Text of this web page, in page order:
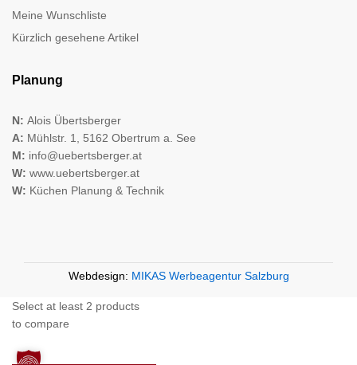
Meine Wunschliste
Kürzlich gesehene Artikel
Planung
N: Alois Übertsberger
A: Mühlstr. 1, 5162 Obertrum a. See
M: info@uebertsberger.at
W: www.uebertsberger.at
W: Küchen Planung & Technik
Webdesign: MIKAS Werbeagentur Salzburg
Select at least 2 products
to compare